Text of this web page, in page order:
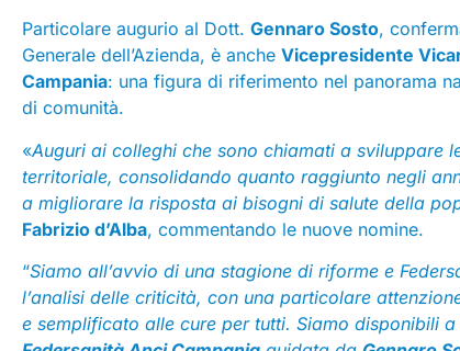
Particolare augurio al Dott. Gennaro Sosto,
Generale dell’Azienda, è anche Vicepresidente
Campania: una figura di riferimento nel panorama
di comunità.
«Auguri ai colleghi che sono chiamati a sviluppare
territoriale, consolidando quanto raggiunto negli
a migliorare la risposta ai bisogni di salute della
Fabrizio d’Alba, commentando le nuove nomine.
“Siamo all’avvio di una stagione di riforme e
l’analisi delle criticità, con una particolare
e semplificato alle cure per tutti. Siamo disponibili